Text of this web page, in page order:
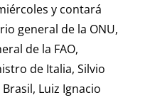
y contará
general de la ONU,
de la FAO,
de Italia, Silvio
Luiz Ignacio